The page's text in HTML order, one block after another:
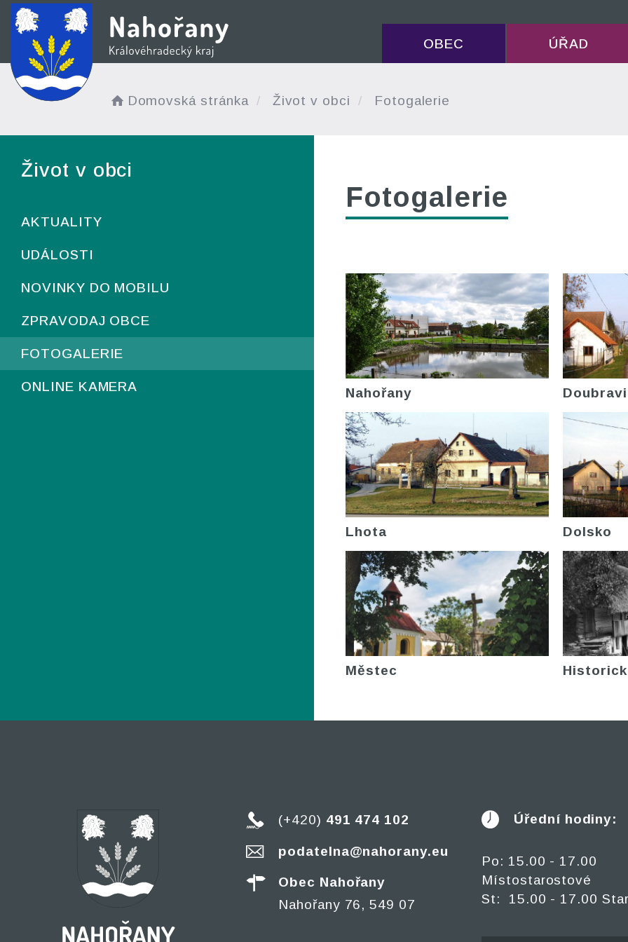
OBEC ÚŘAD
Domovská stránka Život v obci Fotogalerie
Život v obci
AKTUALITY
UDÁLOSTI
NOVINKY DO MOBILU
ZPRAVODAJ OBCE
FOTOGALERIE
ONLINE KAMERA
Fotogalerie
Nahořany
Lhota Dolsko
Městec
(+420) 491 474 102
podatelna@nahorany.eu
Obec Nahořany
Nahořany 76, 549 07
Úřední hodiny:
Po: 15.00 - 17.00
Místostarostové
St: 15.00 - 17.00